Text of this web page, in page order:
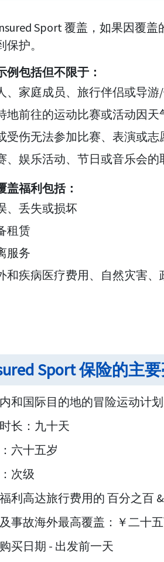
Sport 覆盖，如果因覆
护。
例包括但不限于：
、家庭成员、旅行伴侣或导
地前往的运动比赛或活动因
受伤无法参加比赛、表演或志
、娱乐活动、节日或音乐会
盖福利包括：
、丢失或损坏
租赁
服务
和疾病医疗费用、自然灾害
Sport 保险的主
和国际目的地的冒险运动计划
长：九十天
六十五岁
次级
利高达旅行费用的 百分之百
事故海外最高覆盖：￥二十五
买日期 - 出发前一天